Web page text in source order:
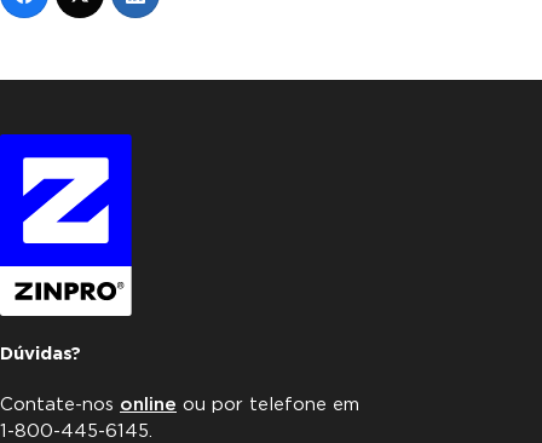
Dúvidas?
Contate-nos online ou por telefone em
1-800-445-6145.